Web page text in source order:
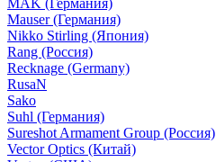
MAK (Германия)
Mauser (Германия)
Nikko Stirling (Япония)
Rang (Россия)
Recknage (Germany)
RusaN
Sako
Suhl (Германия)
Sureshot Armament Group (Россия)
Vector Optics (Китай)